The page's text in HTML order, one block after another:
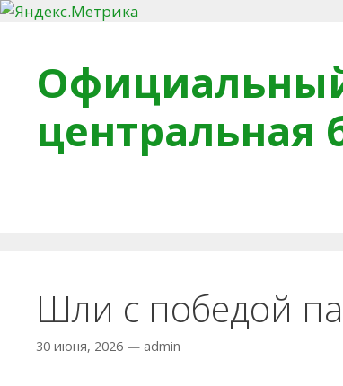
центральная
Шли с победой
30 июня, 2026 — admin